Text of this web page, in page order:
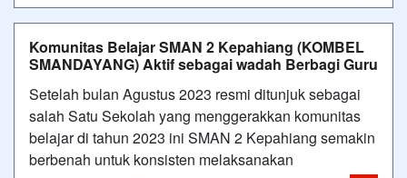
Komunitas Belajar SMAN 2 Kepahiang (KOMBEL
SMANDAYANG) Aktif sebagai wadah Berbagi Guru
Setelah bulan Agustus 2023 resmi ditunjuk sebagai
salah Satu Sekolah yang menggerakkan komunitas
belajar di tahun 2023 ini SMAN 2 Kepahiang semakin
berbenah untuk konsisten melaksanakan